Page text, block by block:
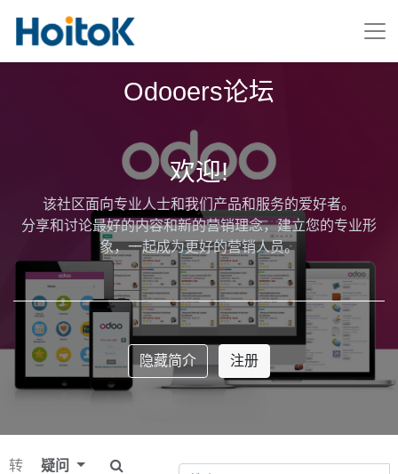
Odooers论坛
欢迎!
该社区面向专业人士和我们产品和服务的爱好者。
分享和讨论最好的内容和新的营销理念，建立您的专业形
象，一起成为更好的营销人员。
隐藏简介 注册
转
疑问